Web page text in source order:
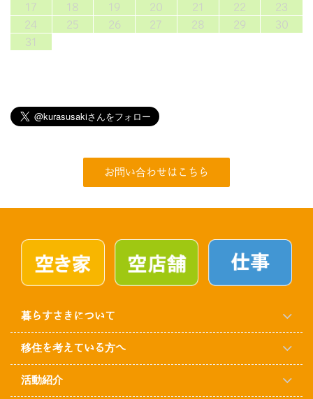
17
18 19 20 21 22
23
24
25 26 27 28 29
30
31
お問い合わせはこちら
暮らすさきについて
移住を考えている方へ
活動紹介